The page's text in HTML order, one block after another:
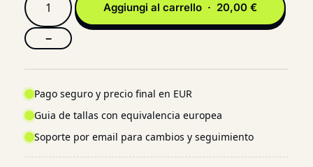
−
Aggiungi al carrello · 20,00 €
Pago seguro y precio final en EUR
Guia de tallas con equivalencia europea
Soporte por email para cambios y seguimiento